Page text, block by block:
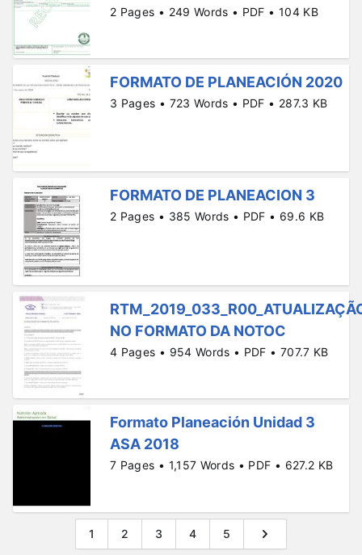
2 Pages • 249 Words • PDF • 104 KB
FORMATO DE PLANEACIÓN 2020
3 Pages • 723 Words • PDF • 287.3 KB
FORMATO DE PLANEACION 3
2 Pages • 385 Words • PDF • 69.6 KB
NO FORMATO DA NOTOC
4 Pages • 954 Words • PDF • 707.7 KB
Formato Planeación Unidad 3
ASA 2018
7 Pages • 1,157 Words • PDF • 627.2 KB
1 2 3 4 5